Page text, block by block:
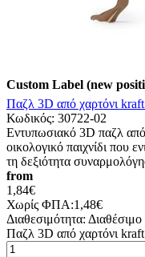
Custom Label (new
Παζλ 3D από χαρτόνι
Κωδικός: 30722-02
Εντυπωσιακό 3D παζλ
οικολογικό παιχνίδι που
τη δεξιότητα
from
1,84€
Χωρίς ΦΠΑ:1,48€
Διαθεσιμότητα: Διαθέσιμο
Παζλ 3D από χαρτόνι